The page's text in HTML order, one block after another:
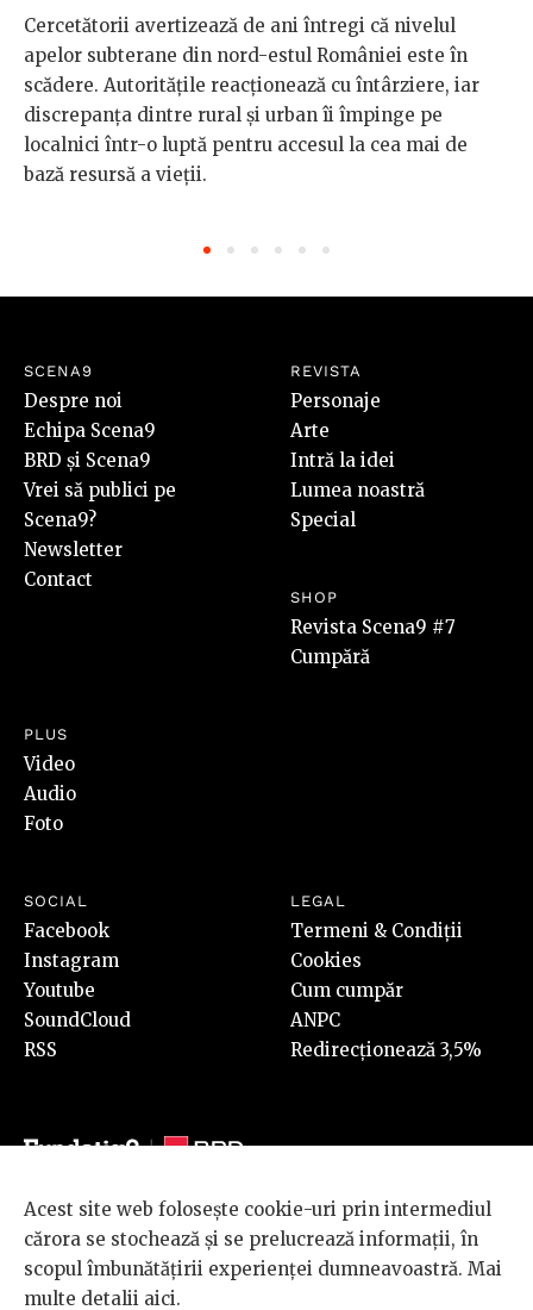
Cercetătorii avertizează de ani întregi că nivelul
apelor subterane din nord-estul României este în
scădere. Autoritățile reacționează cu întârziere, iar
discrepanța dintre rural și urban îi împinge pe
localnici într-o luptă pentru accesul la cea mai de
bază resursă a vieții.
SCENA9
Despre noi
Echipa Scena9
BRD și Scena9
Vrei să publici pe
Scena9?
Newsletter
Contact
REVISTA
Personaje
Arte
Intră la idei
Lumea noastră
Special
SHOP
Revista Scena9 #7
Cumpără
PLUS
Video
Audio
Foto
SOCIAL
Facebook
Instagram
Youtube
SoundCloud
RSS
LEGAL
Termeni & Condiții
Cookies
Cum cumpăr
ANPC
Redirecționează 3,5%
© 2026 BRD Groupe Société Générale, toate drepturile rezervate.
Scena 9 este un proiect sustinut de
BRD GROUPE SOCIÉTÉ
GÉNÉRALE
Acest site web folosește cookie-uri prin intermediul
cărora se stochează și se prelucrează informații, în
scopul îmbunătățirii experienței dumneavoastră. Mai
multe detalii aici.